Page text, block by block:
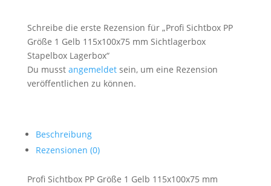
Schreibe die erste Rezension für „Profi Sichtbox PP
Größe 1 Gelb 115x100x75 mm Sichtlagerbox
Stapelbox Lagerbox“
Du musst angemeldetsein, um eine Rezension
veröffentlichen zu können.
Beschreibung
Rezensionen (0)
Profi Sichtbox PP Größe 1 Gelb 115x100x75 mm